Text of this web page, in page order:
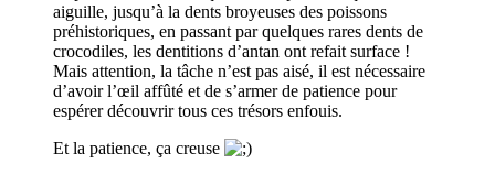
aiguille, jusqu’à la dents broyeuses des poissons
préhistoriques, en passant par quelques rares dents de
crocodiles, les dentitions d’antan ont refait surface !
Mais attention, la tâche n’est pas aisé, il est nécessaire
d’avoir l’œil affûté et de s’armer de patience pour
espérer découvrir tous ces trésors enfouis.
Et la patience, ça creuse